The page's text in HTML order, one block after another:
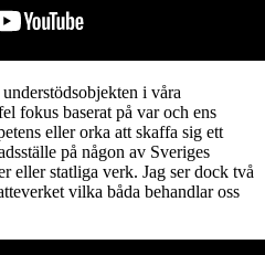
i våra
fokus baserat på var och ens
eller orka att skaffa sig ett
på någon av Sveriges
eller statliga verk. Jag ser dock två
vilka båda behandlar oss